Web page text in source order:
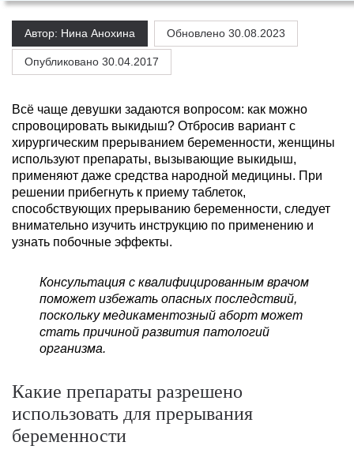
Автор: Нина Анохина Обновлено 30.08.2023
Опубликовано 30.04.2017
Всё чаще девушки задаются вопросом: как можно
спровоцировать выкидыш? Отбросив вариант с
хирургическим прерыванием беременности, женщины
используют препараты, вызывающие выкидыш,
применяют даже средства народной медицины. При
решении прибегнуть к приему таблеток,
способствующих прерыванию беременности, следует
внимательно изучить инструкцию по применению и
узнать побочные эффекты.
Консультация с квалифицированным врачом
поможет избежать опасных последствий,
поскольку медикаментозный аборт может
стать причиной развития патологий
организма.
Какие препараты разрешено
использовать для прерывания
беременности